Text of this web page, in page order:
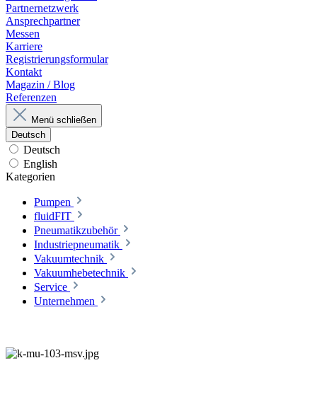
Partnernetzwerk
Ansprechpartner
Messen
Karriere
Registrierungsformular
Kontakt
Magazin / Blog
Referenzen
Menü schließen
Deutsch
Deutsch
English
Kategorien
Pumpen
fluidFIT
Pneumatikzubehör
Industriepneumatik
Vakuumtechnik
Vakuumhebetechnik
Service
Unternehmen